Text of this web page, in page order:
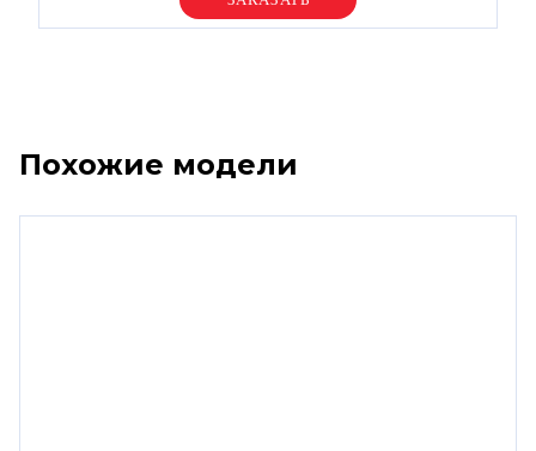
Похожие модели